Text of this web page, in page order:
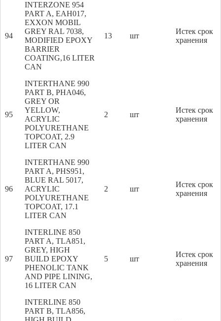
94
INTERZONE 954
PART A, EAH017,
EXXON MOBIL
GREY RAL 7038,
MODIFIED EPOXY
BARRIER
COATING,16 LITER
CAN
13 шт
Истек срок
хранения
95
INTERTHANE 990
PART B, PHA046,
GREY OR
YELLOW,
ACRYLIC
POLYURETHANE
TOPCOAT, 2.9
LITER CAN
2 шт
Истек срок
хранения
96
INTERTHANE 990
PART A, PHS951,
BLUE RAL 5017,
ACRYLIC
POLYURETHANE
TOPCOAT, 17.1
LITER CAN
2 шт
Истек срок
хранения
97
INTERLINE 850
PART A, TLA851,
GREY, HIGH
BUILD EPOXY
PHENOLIC TANK
AND PIPE LINING,
16 LITER CAN
5 шт
Истек срок
хранения
INTERLINE 850
PART B, TLA856,